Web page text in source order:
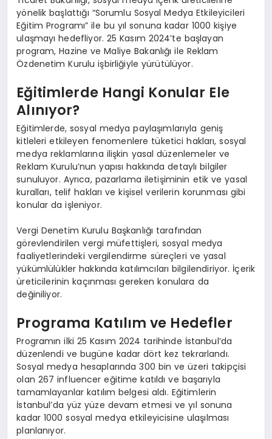
yönelik başlattığı “Sorumlu Sosyal Medya Etkileyicileri
Eğitim Programı” ile bu yıl sonuna kadar 1000 kişiye
ulaşmayı hedefliyor. 25 Kasım 2024’te başlayan
program, Hazine ve Maliye Bakanlığı ile Reklam
Özdenetim Kurulu işbirliğiyle yürütülüyor.
Eğitimlerde Hangi Konular Ele
Alınıyor?
Eğitimlerde, sosyal medya paylaşımlarıyla geniş
kitleleri etkileyen fenomenlere tüketici hakları, sosyal
medya reklamlarına ilişkin yasal düzenlemeler ve
Reklam Kurulu’nun yapısı hakkında detaylı bilgiler
sunuluyor. Ayrıca, pazarlama iletişiminin etik ve yasal
kuralları, telif hakları ve kişisel verilerin korunması gibi
konular da işleniyor.
Vergi Denetim Kurulu Başkanlığı tarafından
görevlendirilen vergi müfettişleri, sosyal medya
faaliyetlerindeki vergilendirme süreçleri ve yasal
yükümlülükler hakkında katılımcıları bilgilendiriyor. İçerik
üreticilerinin kaçınması gereken konulara da
değiniliyor.
Programa Katılım ve Hedefler
Programın ilki 25 Kasım 2024 tarihinde İstanbul’da
düzenlendi ve bugüne kadar dört kez tekrarlandı.
Sosyal medya hesaplarında 300 bin ve üzeri takipçisi
olan 267 influencer eğitime katıldı ve başarıyla
tamamlayanlar katılım belgesi aldı. Eğitimlerin
İstanbul’da yüz yüze devam etmesi ve yıl sonuna
kadar 1000 sosyal medya etkileyicisine ulaşılması
planlanıyor.